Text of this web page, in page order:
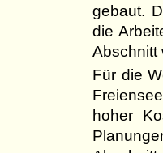
gebaut.
die
Abschnitt
Für die
hoher